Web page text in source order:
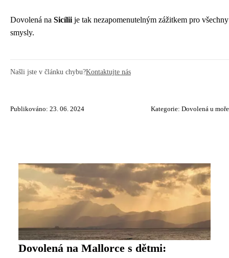
Dovolená na Sicílii je tak nezapomenutelným zážitkem pro všechny
smysly.
Našli jste v článku chybu?Kontaktujte nás
Publikováno: 23. 06. 2024 Kategorie: Dovolená u moře
Dovolená na Mallorce s dětmi: